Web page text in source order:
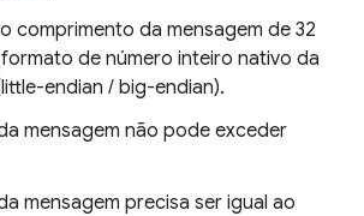
comprimento da mensagem de 32
de número inteiro nativo da
endian / big-endian).
mensagem não pode exceder
mensagem precisa ser igual ao